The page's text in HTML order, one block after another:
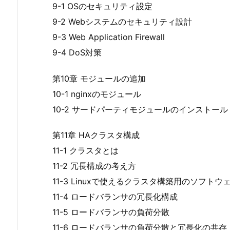
9-1 OSのセキュリティ設定
9-2 Webシステムのセキュリティ設計
9-3 Web Application Firewall
9-4 DoS対策
第10章 モジュールの追加
10-1 nginxのモジュール
10-2 サードパーティモジュールのインストール
第11章 HAクラスタ構成
11-1 クラスタとは
11-2 冗長構成の考え方
11-3 Linuxで使えるクラスタ構築用のソフトウ
11-4 ロードバランサの冗長化構成
11-5 ロードバランサの負荷分散
11-6 ロードバランサの負荷分散と冗長化の共存